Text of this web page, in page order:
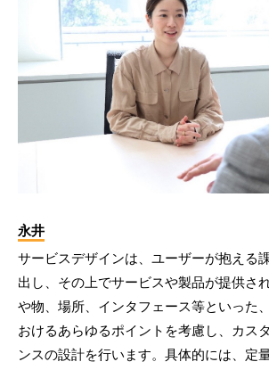
永井
サービスデザインは、ユーザーが抱える
出し、その上でサービスや製品が提供さ
や物、場所、インタフェース等といった
おけるあらゆるポイントを考慮し、カス
ンスの設計を行います。具体的には、定